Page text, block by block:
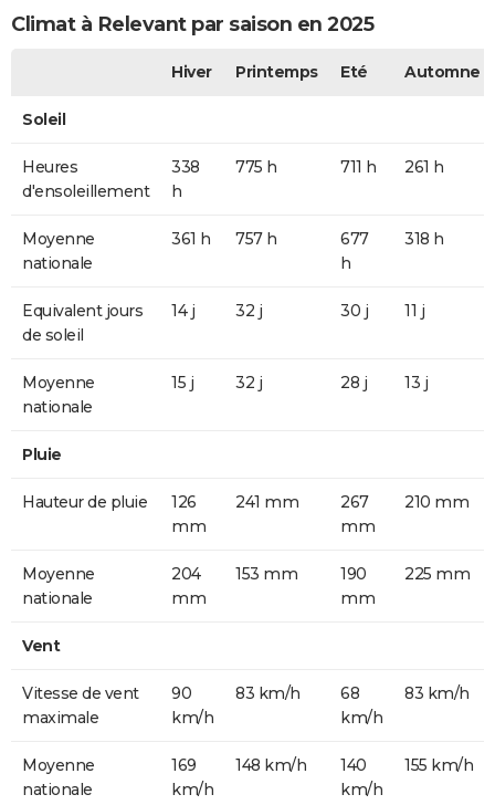
Climat à Relevant par saison en 2025
Hiver Printemps Eté Automne
Soleil
Heures
d'ensoleillement
338
h
775 h 711 h 261 h
Moyenne
nationale
361 h 757 h
677
h
318 h
Equivalent jours
de soleil
14 j 32 j 30 j 11 j
Moyenne
nationale
15 j 32 j 28 j 13 j
Pluie
Hauteur de pluie
126
mm
241 mm
267
mm
210 mm
Moyenne
nationale
204
mm
153 mm
190
mm
225 mm
Vent
Vitesse de vent
maximale
90
km/h
83 km/h
68
km/h
83 km/h
Moyenne
nationale
169
km/h
148 km/h
140
km/h
155 km/h